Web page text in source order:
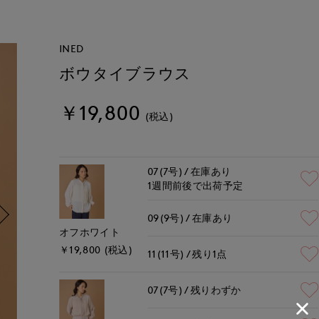
INED
ボウタイブラウス
￥19,800 (税込)
オフホワイト
￥19,800 (税込)
07(7号)
在庫あり
1週間前後で出荷予定
09(9号) 在庫あり
11(11号) 残り1点
07(7号) 残りわずか